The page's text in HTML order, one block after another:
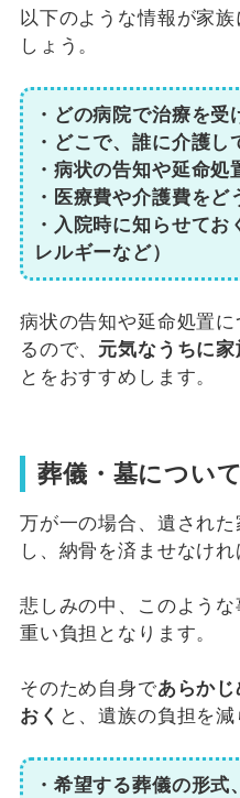
以下のような情報が家
しょう。
・どの病院で治療を受
・どこで、誰に介護
・病状の告知や延命処
・医療費や介護費をど
・入院時に知らせて
レルギーなど）
病状の告知や延命処置
るので、 元気なうちに
とをおすすめします。
葬儀・墓につい
万が一の場合、遺され
し、納骨を済ませなけれ
悲しみの中、このよう
重い負担となります。
そのため自身であらか
おく と、遺族の負担を
・希望する葬儀の形式